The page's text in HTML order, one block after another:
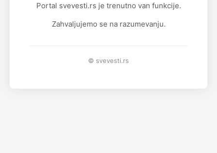
Portal svevesti.rs je trenutno van funkcije.
Zahvaljujemo se na razumevanju.
© svevesti.rs